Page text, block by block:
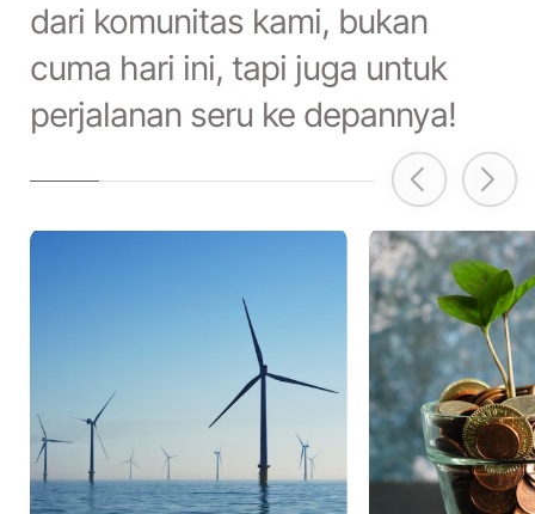
dari komunitas kami, bukan
cuma hari ini, tapi juga untuk
perjalanan seru ke depannya!